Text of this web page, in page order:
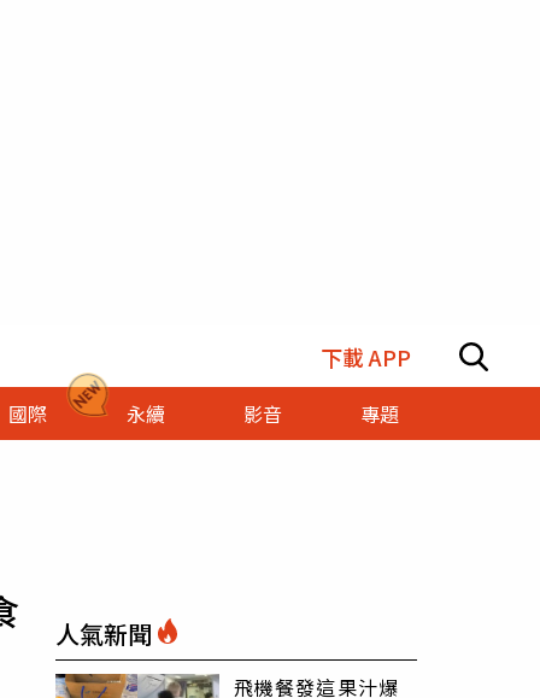
下載 APP
國際 永續 影音
專題
人氣新聞
飛機餐發這果汁爆